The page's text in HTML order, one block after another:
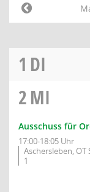
1 DI
2MI
Ausschuss für
17:00-18:05 Uhr
Aschersleben,
1